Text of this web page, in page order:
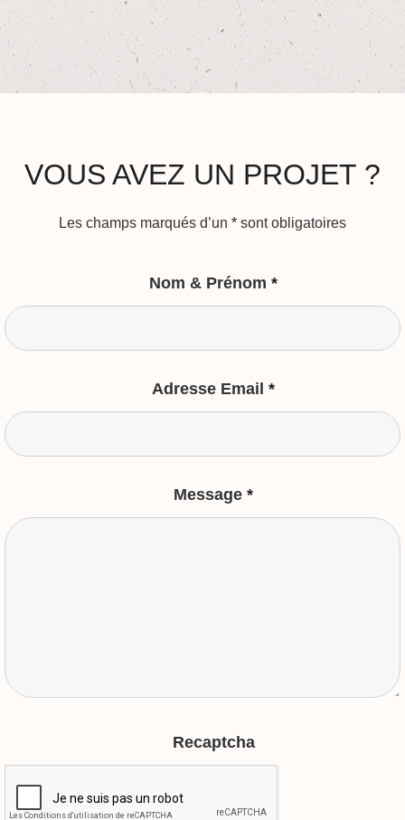
VOUS AVEZ UN PROJET ?
Les champs marqués d’un * sont obligatoires
Nom & Prénom *
Adresse Email *
Message *
Recaptcha